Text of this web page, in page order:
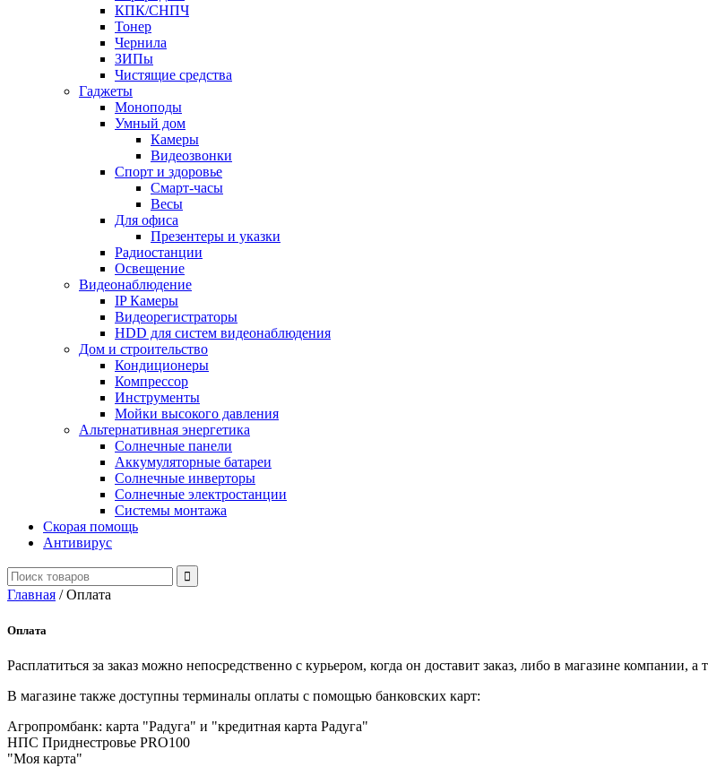
КПК/СНПЧ
Тонер
Чернила
ЗИПы
Чистящие средства
Гаджеты
Моноподы
Умный дом
Камеры
Видеозвонки
Спорт и здоровье
Смарт-часы
Весы
Для офиса
Презентеры и указки
Радиостанции
Освещение
Видеонаблюдение
IP Камеры
Видеорегистраторы
HDD для систем видеонаблюдения
Дом и строительство
Кондиционеры
Компрессор
Инструменты
Мойки высокого давления
Альтернативная энергетика
Солнечные панели
Аккумуляторные батареи
Солнечные инверторы
Солнечные электростанции
Системы монтажа
Скорая помощь
Антивирус
Главная /Оплата
Оплата
Расплатиться за заказ можно непосредственно с курьером, когда он доставит заказ, либо в магазине
В магазине также доступны терминалы оплаты с помощью банковских карт:
Агропромбанк: карта "Радуга" и "кредитная карта Радуга"
НПС Приднестровье PRO100
"Моя карта"